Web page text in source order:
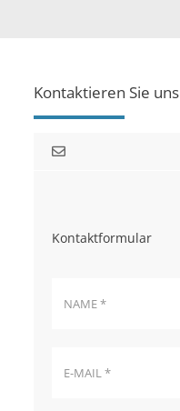
Kontaktieren Sie uns
Kontaktformular